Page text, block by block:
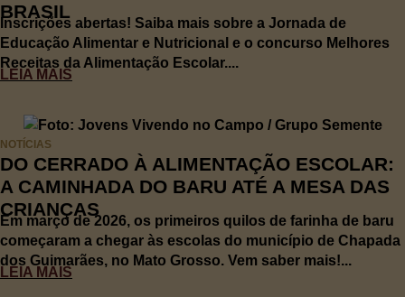
BRASIL
Inscrições abertas! Saiba mais sobre a Jornada de
Educação Alimentar e Nutricional e o concurso Melhores
Receitas da Alimentação Escolar....
LEIA MAIS
NOTÍCIAS
DO CERRADO À ALIMENTAÇÃO ESCOLAR:
A CAMINHADA DO BARU ATÉ A MESA DAS
CRIANÇAS
Em março de 2026, os primeiros quilos de farinha de baru
começaram a chegar às escolas do município de Chapada
dos Guimarães, no Mato Grosso. Vem saber mais!...
LEIA MAIS